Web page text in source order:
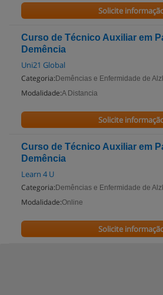
Solicite
Curso de Técnico Auxiliar em
Demência
Uni21 Global
Categoria: Demências e Enfermidade de
Modalidade:A Distancia
Solicite
Curso de Técnico Auxiliar em
Demência
Learn 4 U
Categoria: Demências e Enfermidade de
Modalidade:Online
Solicite